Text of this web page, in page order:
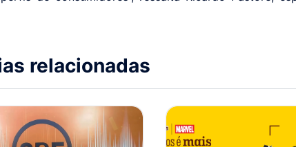
relacionadas